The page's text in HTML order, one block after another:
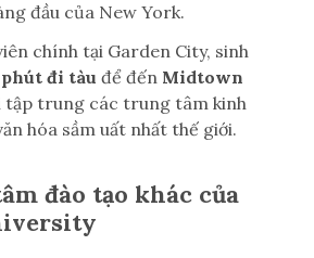
đầu của New York.
chính tại Garden City, sinh
đi tàu để đến Midtown
tập trung các trung tâm kinh
hóa sầm uất nhất thế giới.
đào tạo khác của